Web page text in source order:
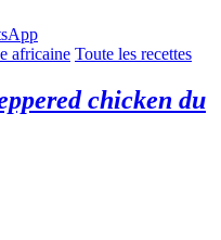
africaine Toute les recettes
chicken du